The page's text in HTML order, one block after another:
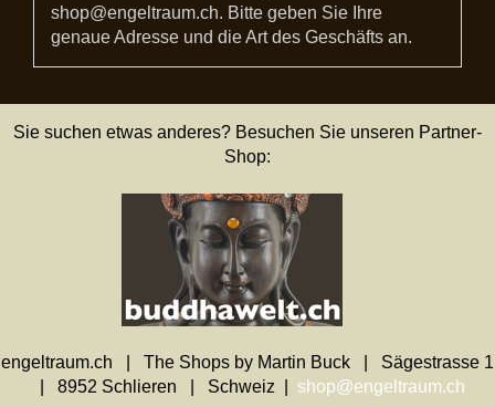
shop@engeltraum.ch. Bitte geben Sie Ihre
genaue Adresse und die Art des Geschäfts an.
Sie suchen etwas anderes? Besuchen Sie unseren Partner-
Shop:
engeltraum.ch | The Shops by Martin Buck | Sägestrasse 1
| 8952 Schlieren | Schweiz | shop@engeltraum.ch